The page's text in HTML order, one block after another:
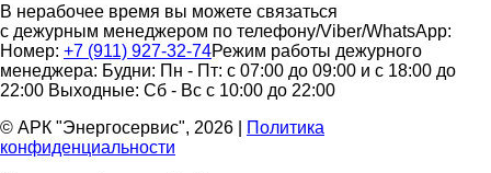
В нерабочее время вы можете связаться
с дежурным менеджером по телефону/Viber/WhatsApp:
Номер: +7 (911) 927-32-74Режим работы дежурного
менеджера: Будни: Пн - Пт: с 07:00 до 09:00 и с 18:00 до
22:00 Выходные: Сб - Вс с 10:00 до 22:00
© АРК "Энергосервис", 2026
Политика
конфиденциальности